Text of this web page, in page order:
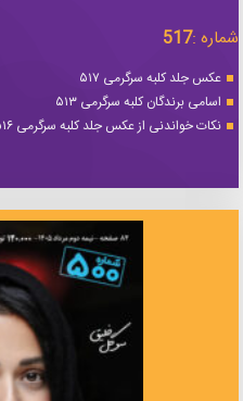
شماره :517
عکس جلد کلبه سرگرمی ۵۱۷
اسامی برندگان کلبه سرگرمی ۵۱۳
نکات خواندنی از عکس جلد کلبه سرگرمی ۵۱۶